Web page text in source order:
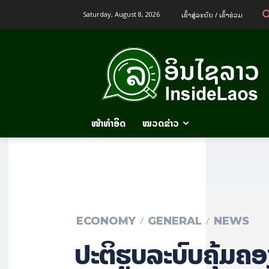
Saturday, August 8, 2026 ເຂົ້າ​ສູ່​ລະ​ບົບ / ເຂົ້າ​ຮ່ວມ
ໜ້າທຳອິດ ໝວດຂ່າວ
ECONOMY GENERAL NEWS
ປະຕິຮູບລະບົບຄຸ້ມຄອ